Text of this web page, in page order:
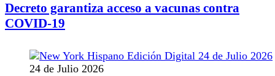
Decreto garantiza acceso a vacunas contra
COVID-19
24 de Julio 2026